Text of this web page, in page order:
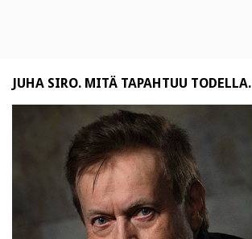
JUHA SIRO. MITÄ TAPAHTUU TODELLA.